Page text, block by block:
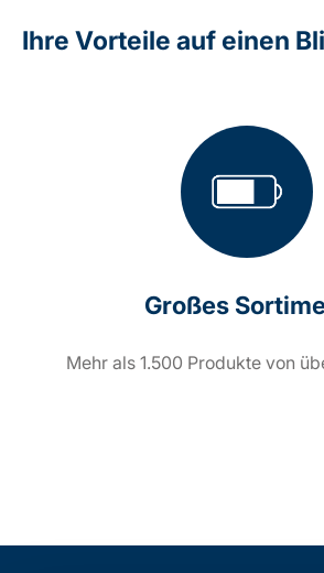
Ihre Vorteile auf einen
Großes
Mehr als 1.500 Produkte von